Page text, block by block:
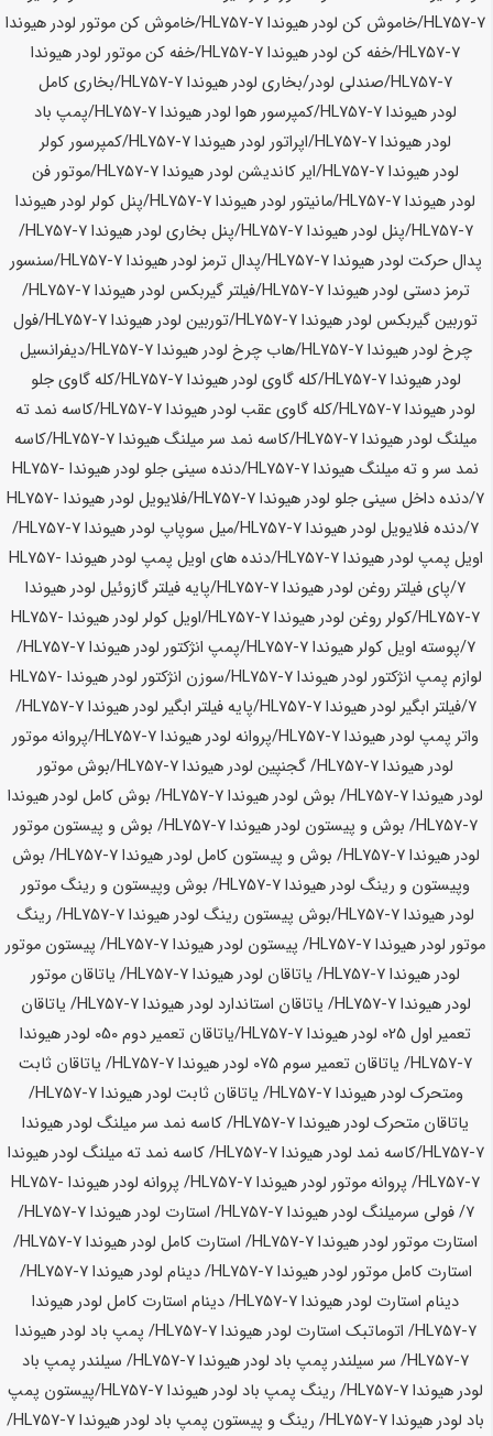
HL757-7/خاموش کن لودرهیوندا HL757-7 /خاموش کن موتور لودرهیوندا
HL757-7/خفه کن لودرهیوندا HL757-7 /خفه کن موتور لودرهیوندا
HL757-7/صندلی لودر/بخاری لودرهیوندا HL757-7
/بخاری کامل
لودرهیوندا HL757-7 /کمپرسور هوا لودرهیوندا HL757-7
/پمپ باد
لودرهیوندا HL757-7 /اپراتور لودرهیوندا HL757-7
/کمپرسور کولر
لودرهیوندا HL757-7 /ایر کاندیشن لودرهیوندا HL757-7
/موتور فن
لودرهیوندا HL757-7 /مانیتور لودرهیوندا HL757-7 /پنل کولر لودرهیوندا
HL757-7/پنل لودرهیوندا HL757-7 /پنل بخاری لودرهیوندا HL757-7
/
پدال حرکت لودرهیوندا HL757-7 /پدال ترمز لودرهیوندا HL757-7
/سنسور
ترمز دستی لودرهیوندا HL757-7 /فیلتر گیربکس لودرهیوندا HL757-7
/
توربین گیربکس لودرهیوندا HL757-7 /توربین لودرهیوندا HL757-7
/فول
چرخ لودرهیوندا HL757-7 /هاب چرخ لودرهیوندا HL757-7
/دیفرانسیل
لودرهیوندا HL757-7 /کله گاوی لودرهیوندا HL757-7
/کله گاوی جلو
لودرهیوندا HL757-7 /کله گاوی عقب لودرهیوندا HL757-7
/کاسه نمد ته
میلنگ لودرهیوندا HL757-7 /کاسه نمد سر میلنگهیوندا HL757-7
/کاسه
نمد سر و ته میلنگهیوندا HL757-7 /دنده سینی جلو لودر
هیوندا HL757-
7/دنده داخل سینی جلو لودرهیوندا HL757-7 /فلایویل لودر
هیوندا HL757-
7/دنده فلایویل لودرهیوندا HL757-7 /میل سوپاپ لودرهیوندا HL757-7
/
اویل پمپ لودرهیوندا HL757-7 /دنده های اویل پمپ لودر
هیوندا HL757-
7/پای فیلتر روغن لودرهیوندا HL757-7 /پایه فیلتر گازوئیل لودرهیوندا
HL757-7/کولر روغن لودرهیوندا HL757-7 /اویل کولر لودر
هیوندا HL757-
7/پوسته اویل کولرهیوندا HL757-7 /پمپ انژکتور لودرهیوندا HL757-7
/
لوازم پمپ انژکتور لودرهیوندا HL757-7 /سوزن انژکتور لودر
هیوندا HL757-
7/فیلتر ابگیر لودرهیوندا HL757-7 /پایه فیلتر ابگیر لودرهیوندا HL757-7
/
واتر پمپ لودرهیوندا HL757-7 /پروانه لودرهیوندا HL757-7
/پروانه موتور
لودرهیوندا HL757-7 / گجنپین لودرهیوندا HL757-7
/بوش موتور
لودرهیوندا HL757-7 / بوش لودرهیوندا HL757-7 / بوش کامل لودرهیوندا
HL757-7/ بوش و پیستون لودرهیوندا HL757-7
/ بوش و پیستون موتور
لودرهیوندا HL757-7 / بوش و پیستون کامل لودرهیوندا HL757-7
/ بوش
وپیستون و رینگ لودرهیوندا HL757-7
/ بوش وپیستون و رینگ موتور
لودرهیوندا HL757-7 /بوش پیستون رینگ لودرهیوندا HL757-7
/ رینگ
موتور لودرهیوندا HL757-7 / پیستون لودرهیوندا HL757-7
/ پیستون موتور
لودرهیوندا HL757-7 / یاتاقان لودرهیوندا HL757-7
/ یاتاقان موتور
لودرهیوندا HL757-7 / یاتاقان استاندارد لودرهیوندا HL757-7
/ یاتاقان
تعمیر اول 025 لودر
هیوندا HL757-7 /یاتاقان تعمیر دوم 050 لودر
هیوندا
HL757-7/ یاتاقان تعمیر سوم 075 لودر هیوندا HL757-7
/ یاتاقان ثابت
ومتحرک لودرهیوندا HL757-7 / یاتاقان ثابت لودرهیوندا HL757-7
/
یاتاقان متحرک لودرهیوندا HL757-7 / کاسه نمد سر میلنگ لودرهیوندا
HL757-7/کاسه نمد لودرهیوندا HL757-7 / کاسه نمد ته میلنگ لودرهیوندا
HL757-7/ پروانه موتور لودرهیوندا HL757-7 / پروانه لودر
هیوندا HL757-
7/ فولی سرمیلنگ لودرهیوندا HL757-7 / استارت لودرهیوندا HL757-7
/
استارت موتور لودرهیوندا HL757-7 / استارت کامل لودرهیوندا HL757-7
/
استارت کامل موتور لودرهیوندا HL757-7 / دینام لودرهیوندا HL757-7
/
دینام استارت لودرهیوندا HL757-7 / دینام استارت کامل لودرهیوندا
HL757-7/ اتوماتبک استارت لودرهیوندا HL757-7 / پمپ باد لودرهیوندا
HL757-7/ سر سیلندر پمپ باد لودرهیوندا HL757-7
/ سیلندر پمپ باد
لودرهیوندا HL757-7 / رینگ پمپ باد لودرهیوندا HL757-7
/پیستون پمپ
باد لودرهیوندا HL757-7 / رینگ و پیستون پمپ باد لودرهیوندا HL757-7
/